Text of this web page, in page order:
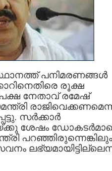
പനിമരണങ്ങള്‍
രൂക്ഷ
നേതാവ് രമേഷ്
സര്‍ക്കാര്‍
ശേഷം
പറഞ്ഞിരുന്നെങ്കിലും